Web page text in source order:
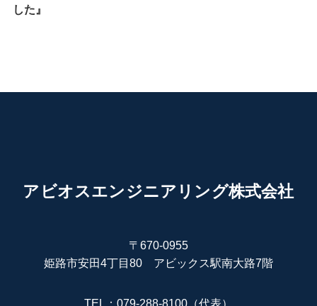
した』
アビオスエンジニアリング株式会社
〒670-0955
姫路市安田4丁目80 アビックス駅南大路7階
TEL：079-288-8100（代表）